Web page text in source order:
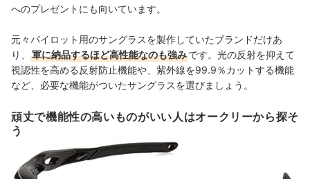
へのプレゼントにも向いています。
元々パイロット用のサングラスを製作していたブランドだけあ
り、
軍に納品するほど高性能なのも強みです。光の反射を抑えて
視認性を高める反射防止機能や、紫外線を99.9％カットする機能
など、必要な機能がついたサングラスを選びましょう。
頑丈で機能性の高いものがいい人はオークリーから探そ
う